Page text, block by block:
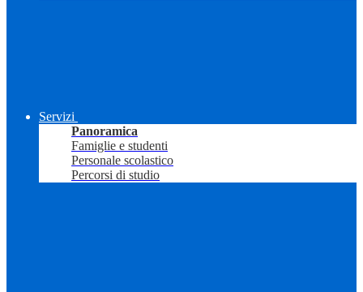
Servizi
Panoramica
Famiglie e studenti
Personale scolastico
Percorsi di studio